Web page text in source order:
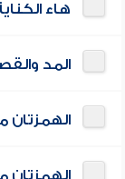
هاء
المد